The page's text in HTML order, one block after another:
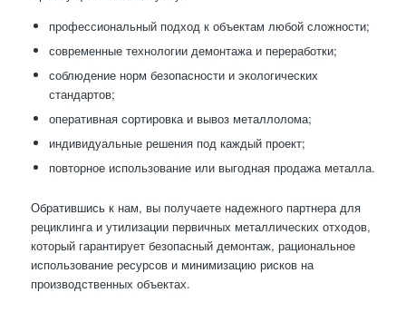
профессиональный подход к объектам любой сложности;
современные технологии демонтажа и переработки;
соблюдение норм безопасности и экологических
стандартов;
оперативная сортировка и вывоз металлолома;
индивидуальные решения под каждый проект;
повторное использование или выгодная продажа металла.
Обратившись к нам, вы получаете надежного партнера для
рециклинга и утилизации первичных металлических отходов,
который гарантирует безопасный демонтаж, рациональное
использование ресурсов и минимизацию рисков на
производственных объектах.